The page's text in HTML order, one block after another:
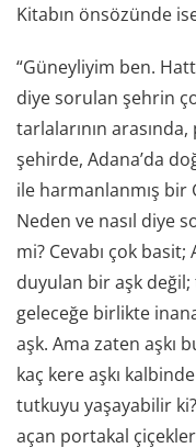
Kitabın önsözünde
“Güneyliyim ben.
diye sorulan şehrin
tarlalarının
şehirde, Adana’da
ile harmanlanmış bir
Neden ve nasıl diye
mi? Cevabı çok basit;
duyulan bir aşk değil;
geleceğe birlikte
aşk. Ama zaten aşkı
kaç kere aşkı
tutkuyu yaşayabilir
açan portakal